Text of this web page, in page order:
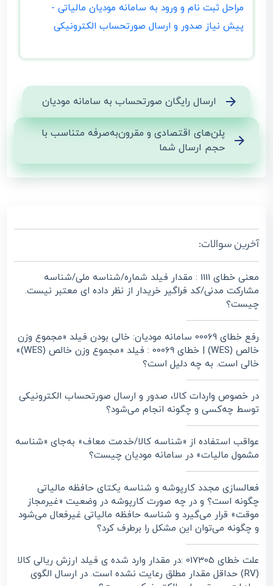
مراحل ثبت نام و ورود به سامانه مودیان مالیاتی -
پیش نیاز صدور و ارسال صورتحساب الکترونیکی
ارسال رایگان صورتحساب به سامانه مودیان
پلن‌های اقتصادی و مقرون‌به‌صرفه متناسب با
حجم ارسال شما
آخرین سوالات:
معنی خطای 1111 : مقدار فیلد شماره/شناسه ملی/شناسه
مشارکت مدنی/کد فراگیر خریدار از نظر داده ای معتبر نیست.
چیست؟
رفع خطای 00069 سامانه مودیان: خالی بودن فیلد «مجموع وزن
خالص (WES) | خطای 00069 : فیلد «مجموع وزن خالص (WES)»
خالی است. به چه دلیل است؟
در خصوص واردات کالا، صدور و ارسال صورتحساب الکترونیکی
توسط چه‌کسی و چگونه انجام می‌شود؟
عواقب استفاده از «شناسه کالا/خدمت معاف» به‌جای «شناسه
مشمول مالیات» در سامانه مودیان چیست؟
فعالسازی مجدد کارپوشه و شناسه یکتای حافظه مالیاتی
چگونه است؟ و در چه صورت کارپوشه در وضعیت «غیرمجاز
موقت» قرار می‌گیرد و شناسه حافظه مالیاتی غیرفعال می‌شود
و چگونه می‌توان این مشکل را برطرف کرد؟
علت خطای 017305 :در مقدار وارد شده ی فیلد ارزش ریالی کالا
(RV) حداقل مقدار مطلق رعایت نشده است. در ارسال الگوی